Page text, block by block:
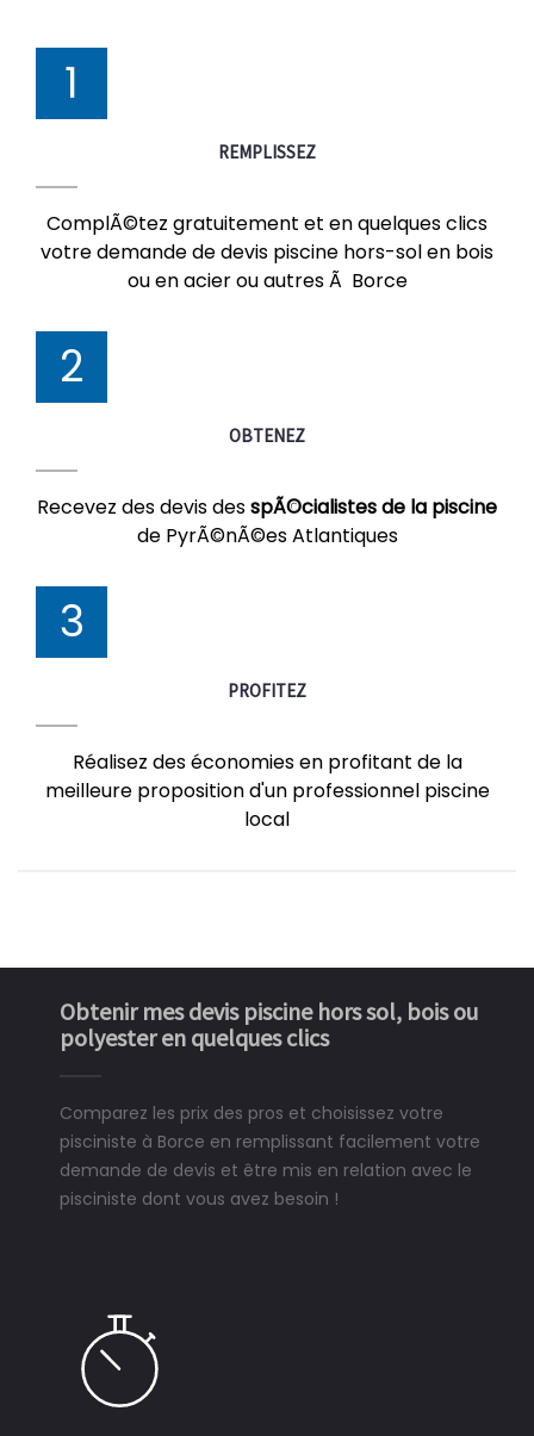
1
REMPLISSEZ
ComplÃ©tez gratuitement et en quelques clics
votre demande de devis piscine hors-sol en bois
ou en acier ou autres Ã Borce
2
OBTENEZ
Recevez des devis desspÃ©cialistes de la piscine
de PyrÃ©nÃ©es Atlantiques
3
PROFITEZ
Réalisez des économies en profitant de la
meilleure proposition d'un professionnel piscine
local
Obtenir mes devis piscine hors sol, bois ou
polyester en quelques clics
Comparez les prix des pros et choisissez votre
pisciniste à Borce en remplissant facilement votre
demande de devis et être mis en relation avec le
pisciniste dont vous avez besoin !